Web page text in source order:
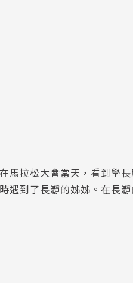
馬拉松大會當天，看到學
遇到了長瀞的姊姊。在長